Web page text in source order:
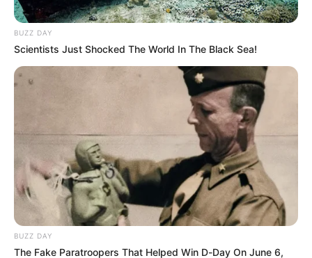
BUZZ DAY
Scientists Just Shocked The World In The Black Sea!
BUZZ DAY
The Fake Paratroopers That Helped Win D-Day On June 6,